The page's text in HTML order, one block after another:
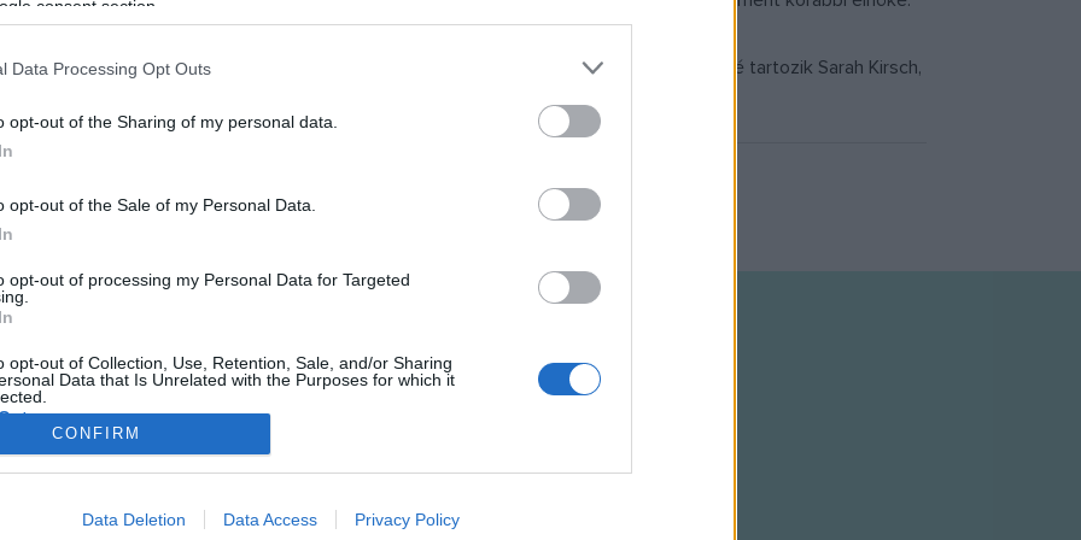
consent section.
Data Processing Opt Outs
opt-out of the Sharing of my personal data.
opt-out of the Sale of my Personal Data.
opt-out of processing my Personal Data for Targeted
opt-out of Collection, Use, Retention, Sale, and/or Sharing
Data that Is Unrelated with the Purposes for which it
allow Google to enable storage related to advertising like cookies on
CONFIRM
Data Deletion Data Access Privacy Policy
az irodalmi díjat olyan íróknak, akik a szabadságért küzdöttek. Az eddigi díjazottak közé tartozik Sarah Kirsch,
Tellkamp és Arno Geiger.